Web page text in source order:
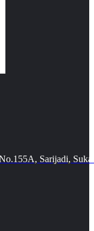
Sarijadi,